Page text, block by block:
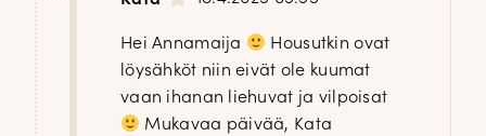
Hei Annamaija
Housutkin ovat
löysähköt niin eivät ole kuumat
vaan ihanan liehuvat ja vilpoisat
Mukavaa päivää, Kata